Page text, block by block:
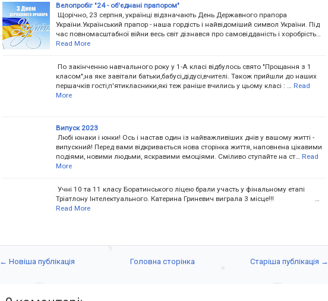
Велопробіг "24 - об'єднані прапором"
Щорічно, 23 серпня, українці відзначають День Державного прапора
України.Український прапор - наша гордість і найвідоміший символ України. Під
час повномасштабної війни весь світ дізнався про самовідданість і хоробрість…
Read More
По закінченню навчального року у 1-А класі відбулось свято "Прощання з 1
класом",на яке завітали батьки,бабусі,дідусі,вчителі. Також прийшли до наших
першачків гості,п'ятикласники,які теж раніше вчились у цьому класі : …
Read
More
Випуск 2023
Любі юнаки і юнки! Ось і настав один із найважливіших днів у вашому житті -
випускний! Перед вами відкривається нова сторінка життя, наповнена цікавими
подіями, новими людьми, яскравими емоціями. Сміливо ступайте на ст…
Read
More
Учні 10 та 11 класу Боратинського ліцею брали участь у фінальному етапі
Тріатлону Інтелектуального. Катерина Гриневич виграла 3 місце!!! …
Read More
← Новіша публікація Старіша публікація →
Головна сторінка